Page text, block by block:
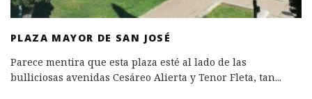
PLAZA MAYOR DE SAN JOSÉ
Parece mentira que esta plaza esté al lado de las
bulliciosas avenidas Cesáreo Alierta y Tenor Fleta, tan...